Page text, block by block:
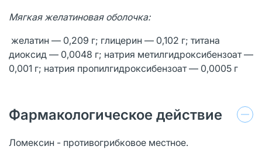
Мягкая желатиновая оболочка:
желатин — 0,209 г; глицерин — 0,102 г; титана
диоксид — 0,0048 г; натрия метилгидроксибензоат —
0,001 г; натрия пропилгидроксибензоат — 0,0005 г
Фармакологическое действие
Ломексин - противогрибковое местное.